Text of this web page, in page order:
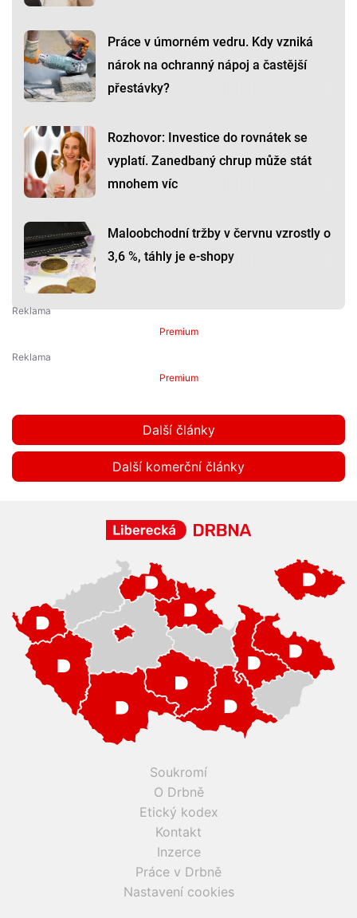
Práce v úmorném vedru. Kdy vzniká
nárok na ochranný nápoj a častější
přestávky?
Rozhovor: Investice do rovnátek se
vyplatí. Zanedbaný chrup může stát
mnohem víc
Maloobchodní tržby v červnu vzrostly o
3,6 %, táhly je e-shopy
Premium
Premium
Další články
Další komerční články
Soukromí
O Drbně
Etický kodex
Kontakt
Inzerce
Práce v Drbně
Nastavení cookies